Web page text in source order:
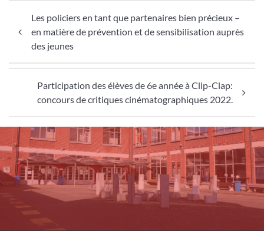
Les policiers en tant que partenaires bien précieux –
en matière de prévention et de sensibilisation auprès
des jeunes
Participation des élèves de 6e année à Clip-Clap:
concours de critiques cinématographiques 2022.